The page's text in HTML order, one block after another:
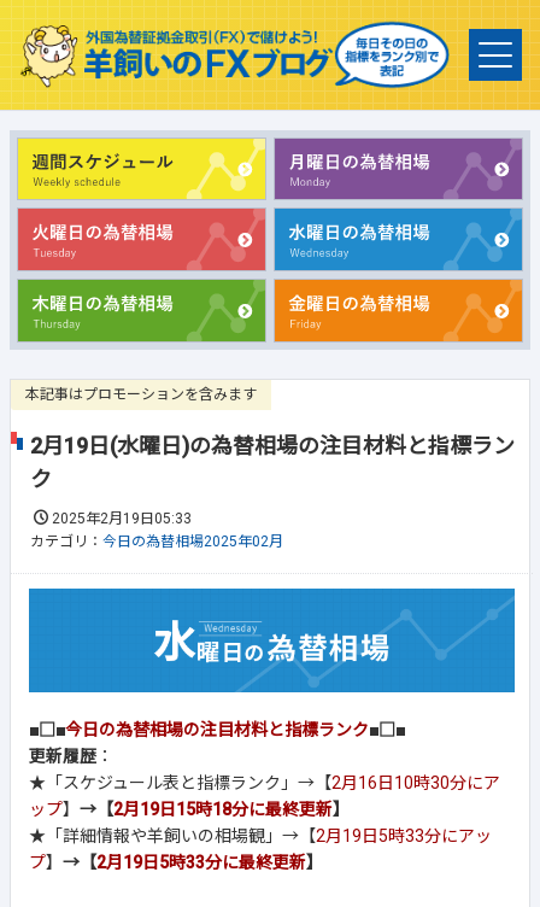
本記事はプロモーションを含みます
2月19日(水曜日)の為替相場の注目材料と指標ラン
ク
2025年2月19日05:33
カテゴリ： 今日の為替相場2025年02月
■□■今日の為替相場の注目材料と指標ランク■□■
更新履歴 ：
★「スケジュール表と指標ランク」→【2月16日10時30分にア
ップ】 →【2月19日15時18分に最終更新】
★「詳細情報や羊飼いの相場観」→【2月19日5時33分にアッ
プ】 →【2月19日5時33分に最終更新】